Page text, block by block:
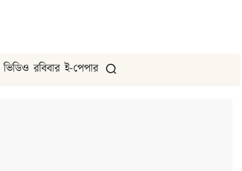
ভিডিও রবিবার ই-পেপার